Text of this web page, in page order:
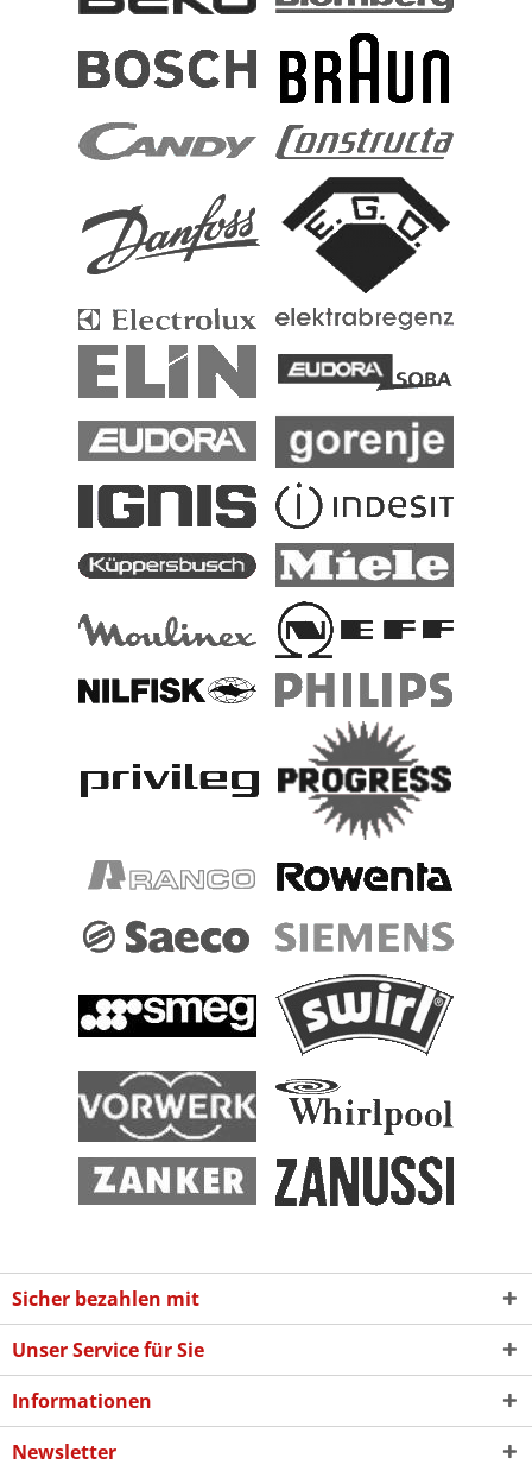
Sicher bezahlen mit
Unser Service für Sie
Informationen
Newsletter